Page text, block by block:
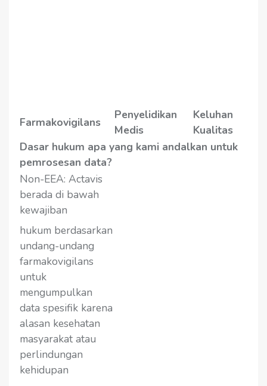
Farmakovigilans
Penyelidikan
Medis
Keluhan
Kualitas
Dasar hukum apa yang kami andalkan untuk
pemrosesan data?
Non-EEA: Actavis
berada di bawah
kewajiban
hukum berdasarkan
undang-undang
farmakovigilans
untuk
mengumpulkan
data spesifik karena
alasan kesehatan
masyarakat atau
perlindungan
kehidupan